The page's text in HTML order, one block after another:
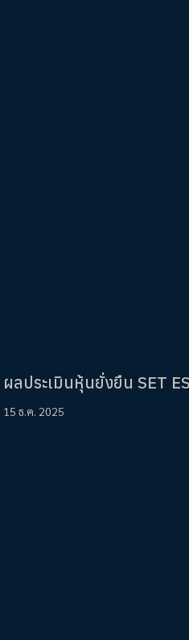
ผลประเมินหุ้นยั่งยืน SET
15 ธ.ค. 2025